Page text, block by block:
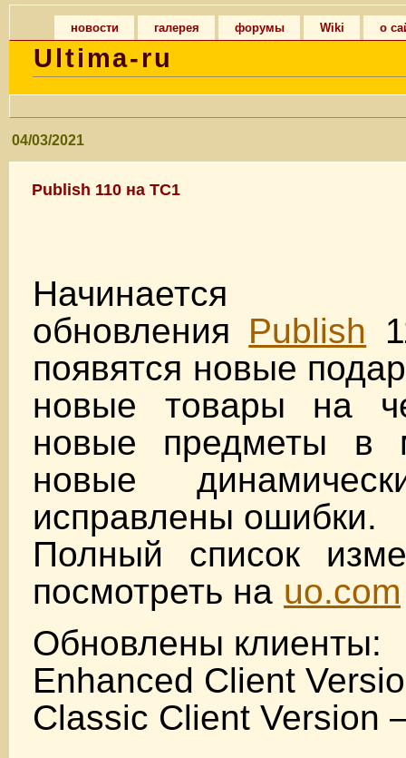
новости галерея форумы Wiki о
Ultima-ru
04/03/2021
Publish 110 на TC1
Начинается
обновления Publish
появятся новые
новые товары на
новые предметы в
новые
исправлены ошибки.
Полный список
посмотреть на uo.com
Обновлены клиенты:
Enhanced Client
Classic Client Version